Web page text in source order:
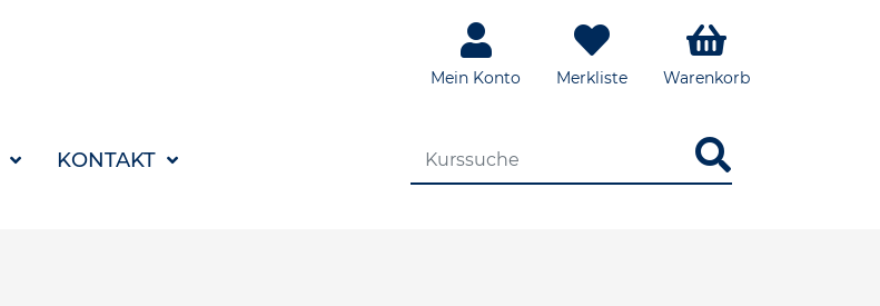
Mein Konto Merkliste Warenkorb
KONTAKT